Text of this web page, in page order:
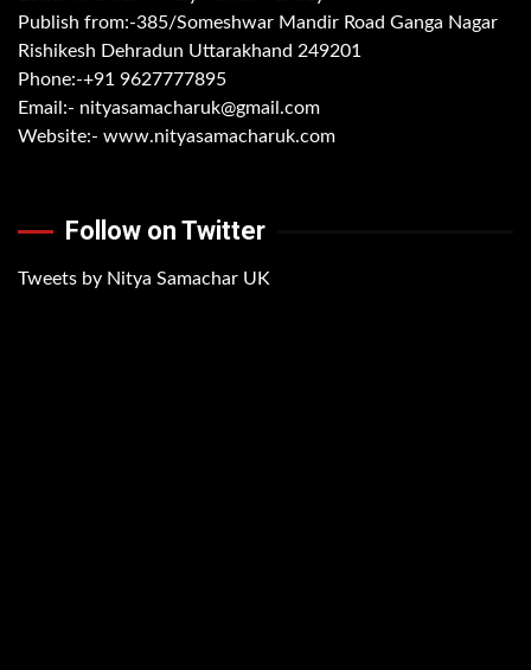
Publish from:-385/Someshwar Mandir Road Ganga Nagar
Rishikesh Dehradun Uttarakhand 249201
Phone:-+91 9627777895
Email:- nityasamacharuk@gmail.com
Website:- www.nityasamacharuk.com
Follow on Twitter
Tweets by Nitya Samachar UK